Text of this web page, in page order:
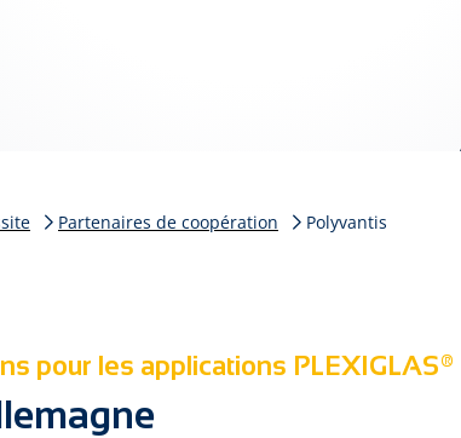
Partenaires de coopération Polyvantis
pour les applications PLEXIGLAS®